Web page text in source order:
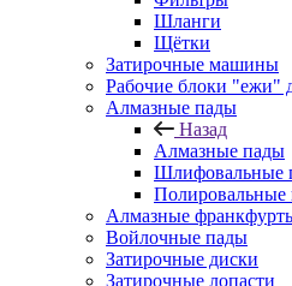
Шланги
Щётки
Затирочные машины
Рабочие блоки "ежи"
Алмазные пады
Назад
Алмазные пады
Шлифовальные
Полировальные
Алмазные
Войлочные пады
Затирочные диски
Затирочные лопасти